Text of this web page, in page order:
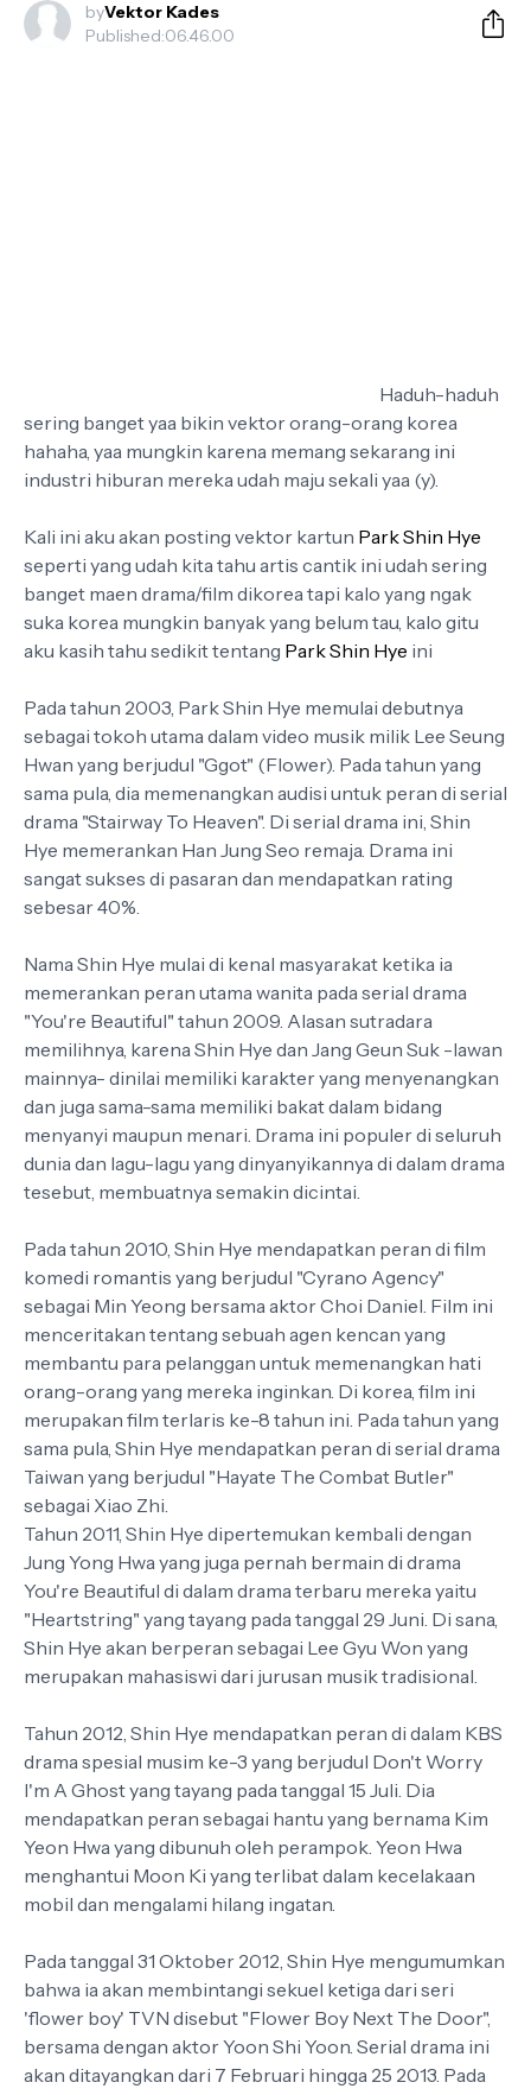
byVektor Kades
Published:06.46.00
Haduh-haduh
sering banget yaa bikin vektor orang-orang korea
hahaha, yaa mungkin karena memang sekarang ini
industri hiburan mereka udah maju sekali yaa (y).
Kali ini aku akan posting vektor kartun Park Shin Hye
seperti yang udah kita tahu artis cantik ini udah sering
banget maen drama/film dikorea tapi kalo yang ngak
suka korea mungkin banyak yang belum tau, kalo gitu
aku kasih tahu sedikit tentang Park Shin Hye ini
Pada tahun 2003, Park Shin Hye memulai debutnya
sebagai tokoh utama dalam video musik milik Lee Seung
Hwan yang berjudul "Ggot" (Flower). Pada tahun yang
sama pula, dia memenangkan audisi untuk peran di serial
drama "Stairway To Heaven". Di serial drama ini, Shin
Hye memerankan Han Jung Seo remaja. Drama ini
sangat sukses di pasaran dan mendapatkan rating
sebesar 40%.
Nama Shin Hye mulai di kenal masyarakat ketika ia
memerankan peran utama wanita pada serial drama
"You're Beautiful" tahun 2009. Alasan sutradara
memilihnya, karena Shin Hye dan Jang Geun Suk -lawan
mainnya- dinilai memiliki karakter yang menyenangkan
dan juga sama-sama memiliki bakat dalam bidang
menyanyi maupun menari. Drama ini populer di seluruh
dunia dan lagu-lagu yang dinyanyikannya di dalam drama
tesebut, membuatnya semakin dicintai.
Pada tahun 2010, Shin Hye mendapatkan peran di film
komedi romantis yang berjudul "Cyrano Agency"
sebagai Min Yeong bersama aktor Choi Daniel. Film ini
menceritakan tentang sebuah agen kencan yang
membantu para pelanggan untuk memenangkan hati
orang-orang yang mereka inginkan. Di korea, film ini
merupakan film terlaris ke-8 tahun ini. Pada tahun yang
sama pula, Shin Hye mendapatkan peran di serial drama
Taiwan yang berjudul "Hayate The Combat Butler"
sebagai Xiao Zhi.
Tahun 2011, Shin Hye dipertemukan kembali dengan
Jung Yong Hwa yang juga pernah bermain di drama
You're Beautiful di dalam drama terbaru mereka yaitu
"Heartstring" yang tayang pada tanggal 29 Juni. Di sana,
Shin Hye akan berperan sebagai Lee Gyu Won yang
merupakan mahasiswi dari jurusan musik tradisional.
Tahun 2012, Shin Hye mendapatkan peran di dalam KBS
drama spesial musim ke-3 yang berjudul Don't Worry
I'm A Ghost yang tayang pada tanggal 15 Juli. Dia
mendapatkan peran sebagai hantu yang bernama Kim
Yeon Hwa yang dibunuh oleh perampok. Yeon Hwa
menghantui Moon Ki yang terlibat dalam kecelakaan
mobil dan mengalami hilang ingatan.
Pada tanggal 31 Oktober 2012, Shin Hye mengumumkan
bahwa ia akan membintangi sekuel ketiga dari seri
'flower boy' TVN disebut "Flower Boy Next The Door",
bersama dengan aktor Yoon Shi Yoon. Serial drama ini
akan ditayangkan dari 7 Februari hingga 25 2013. Pada